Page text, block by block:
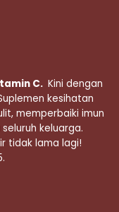
C. Kini dengan
kesihatan
memperbaiki imun
keluarga.
tidak lama lagi!